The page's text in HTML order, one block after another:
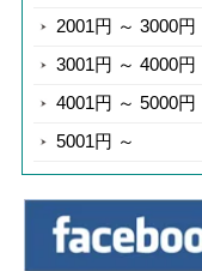
2001円 ～ 3000円
3001円 ～ 4000円
4001円 ～ 5000円
5001円 ～